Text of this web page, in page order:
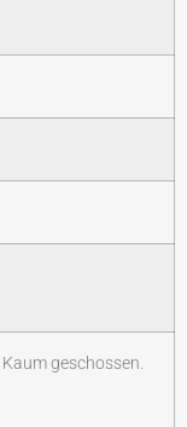
geschossen.